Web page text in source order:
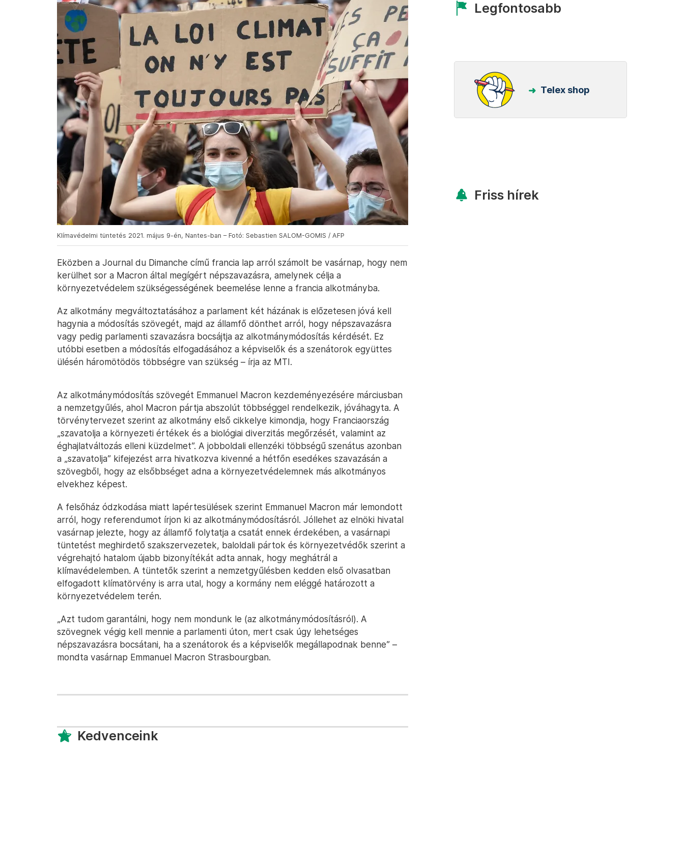
Klímavédelmi tüntetés 2021. május 9-én, Nantes-ban – Fotó: Sebastien SALOM-GOMIS / AFP
Eközben a Journal du Dimanche című francia lap arról számolt be vasárnap, hogy nem
kerülhet sor a Macron által megígért népszavazásra, amelynek célja a
környezetvédelem szükségességének beemelése lenne a francia alkotmányba.
Az alkotmány megváltoztatásához a parlament két házának is előzetesen jóvá kell
hagynia a módosítás szövegét, majd az államfő dönthet arról, hogy népszavazásra
vagy pedig parlamenti szavazásra bocsájtja az alkotmánymódosítás kérdését. Ez
utóbbi esetben a módosítás elfogadásához a képviselők és a szenátorok együttes
ülésén háromötödös többségre van szükség – írja az MTI.
Az alkotmánymódosítás szövegét Emmanuel Macron kezdeményezésére márciusban
a nemzetgyűlés, ahol Macron pártja abszolút többséggel rendelkezik, jóváhagyta. A
törvénytervezet szerint az alkotmány első cikkelye kimondja, hogy Franciaország
„szavatolja a környezeti értékek és a biológiai diverzitás megőrzését, valamint az
éghajlatváltozás elleni küzdelmet”. A jobboldali ellenzéki többségű szenátus azonban
a „szavatolja” kifejezést arra hivatkozva kivenné a hétfőn esedékes szavazásán a
szövegből, hogy az elsőbbséget adna a környezetvédelemnek más alkotmányos
elvekhez képest.
A felsőház ódzkodása miatt lapértesülések szerint Emmanuel Macron már lemondott
arról, hogy referendumot írjon ki az alkotmánymódosításról. Jóllehet az elnöki hivatal
vasárnap jelezte, hogy az államfő folytatja a csatát ennek érdekében, a vasárnapi
tüntetést meghirdető szakszervezetek, baloldali pártok és környezetvédők szerint a
végrehajtó hatalom újabb bizonyítékát adta annak, hogy meghátrál a
klímavédelemben. A tüntetők szerint a nemzetgyűlésben kedden első olvasatban
elfogadott klímatörvény is arra utal, hogy a kormány nem eléggé határozott a
környezetvédelem terén.
„Azt tudom garantálni, hogy nem mondunk le (az alkotmánymódosításról). A
szövegnek végig kell mennie a parlamenti úton, mert csak úgy lehetséges
népszavazásra bocsátani, ha a szenátorok és a képviselők megállapodnak benne” –
mondta vasárnap Emmanuel Macron Strasbourgban.
Kedvenceink
Legfontosabb
Telex shop
Friss hírek